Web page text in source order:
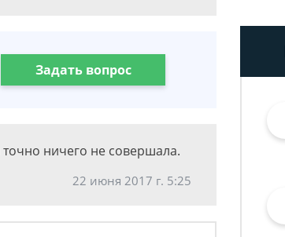
Задать вопрос
ничего не совершала.
22 июня 2017 г. 5:25